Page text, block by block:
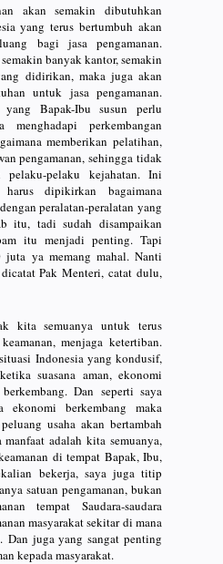
akan semakin dibutuhkan
yang terus bertumbuh akan
bagi jasa pengamanan.
banyak kantor, semakin
didirikan, maka juga akan
untuk jasa pengamanan.
Bapak-Ibu susun perlu
menghadapi perkembangan
memberikan pelatihan,
pengamanan, sehingga tidak
pelaku-pelaku kejahatan. Ini
dipikirkan bagaimana
peralatan-peralatan yang
itu, tadi sudah disampaikan
itu menjadi penting. Tapi
juta ya memang mahal. Nanti
Pak Menteri, catat dulu,
kita semuanya untuk terus
menjaga ketertiban.
Indonesia yang kondusif,
suasana aman, ekonomi
Dan seperti saya
ekonomi berkembang maka
usaha akan bertambah
adalah kita semuanya,
di tempat Bapak, Ibu,
bekerja, saya juga titip
satuan pengamanan, bukan
tempat Saudara-saudara
masyarakat sekitar di mana
Dan juga yang sangat penting
kepada masyarakat.